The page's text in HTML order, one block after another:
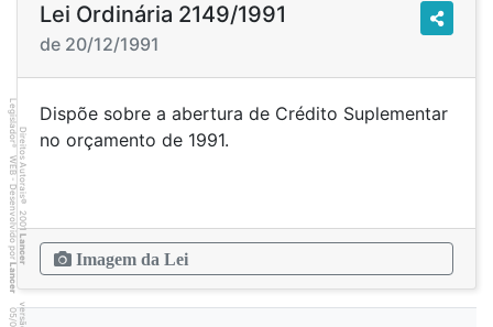
Lei Ordinária 2149/1991
de 20/12/1991
Dispõe sobre a abertura de Crédito Suplementar
no orçamento de 1991.
Imagem da Lei
Direitos Autorais
©
2001
Lancer
Legislador
®
WEB - Desenvolvido por
Lancer